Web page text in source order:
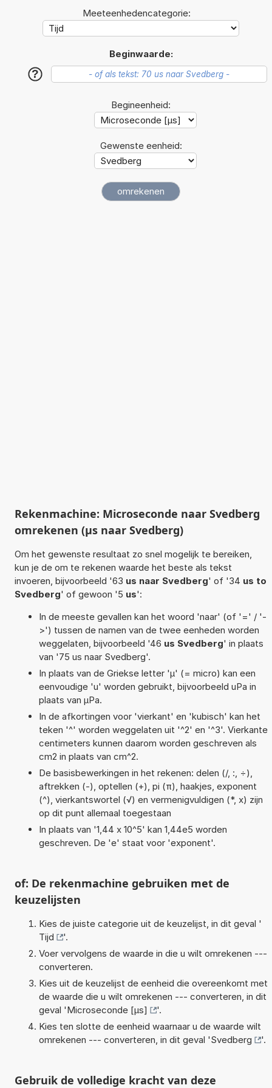
Meeteenhedencategorie:
Beginwaarde:
?
Begineenheid:
Gewenste eenheid:
Rekenmachine: Microseconde naar Svedberg
omrekenen (µs naar Svedberg)
Om het gewenste resultaat zo snel mogelijk te bereiken,
kun je de om te rekenen waarde het beste als tekst
invoeren, bijvoorbeeld '63 us naar Svedberg' of '34 us to
Svedberg' of gewoon '5 us':
In de meeste gevallen kan het woord 'naar' (of '=' / '-
>') tussen de namen van de twee eenheden worden
weggelaten, bijvoorbeeld '46 us Svedberg' in plaats
van '75 us naar Svedberg'.
In plaats van de Griekse letter 'µ' (= micro) kan een
eenvoudige 'u' worden gebruikt, bijvoorbeeld uPa in
plaats van µPa.
In de afkortingen voor 'vierkant' en 'kubisch' kan het
teken '^' worden weggelaten uit '^2' en '^3'. Vierkante
centimeters kunnen daarom worden geschreven als
cm2 in plaats van cm^2.
De basisbewerkingen in het rekenen: delen (/, :, ÷),
aftrekken (-), optellen (+), pi (π), haakjes, exponent
(^), vierkantswortel (√) en vermenigvuldigen (*, x) zijn
op dit punt allemaal toegestaan
In plaats van '1,44 x 10^5' kan 1,44e5 worden
geschreven. De 'e' staat voor 'exponent'.
of: De rekenmachine gebruiken met de
keuzelijsten
Kies de juiste categorie uit de keuzelijst, in dit geval '
Tijd
'.
Voer vervolgens de waarde in die u wilt omrekenen ---
converteren.
Kies uit de keuzelijst de eenheid die overeenkomt met
de waarde die u wilt omrekenen --- converteren, in dit
geval 'Microseconde [µs]
'.
Kies ten slotte de eenheid waarnaar u de waarde wilt
omrekenen --- converteren, in dit geval 'Svedberg '.
Gebruik de volledige kracht van deze